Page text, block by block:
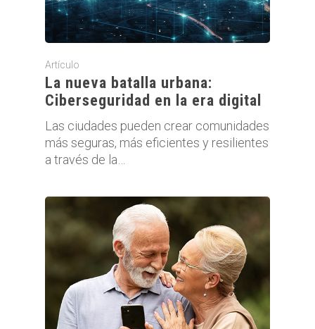
Artículo
La nueva batalla urbana:
Ciberseguridad en la era digital
Las ciudades pueden crear comunidades
más seguras, más eficientes y resilientes
a través de la…